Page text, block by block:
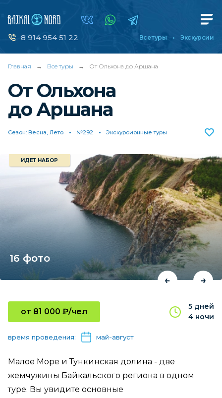
8 914 954 51 22 Все туры Экскурсии
Главная → Все туры → От Ольхона до Аршана
От Ольхона
до Аршана
Сезон: Весна, Лето №292 Экскурсионные туры
16 фото
ИДЕТ НАБОР
от 81 000 ₽/чел
5 дней
4 ночи
время проведения: май-август
Малое Море и Тункинская долина - две
жемчужины Байкальского региона в одном
туре. Вы увидите основные